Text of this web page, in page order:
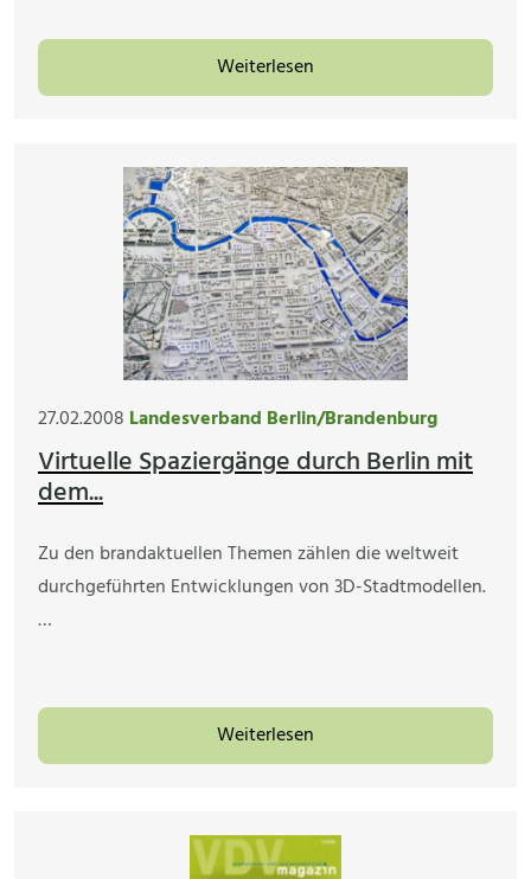
Weiterlesen
27.02.2008 Landesverband Berlin/Brandenburg
Virtuelle Spaziergänge durch Berlin mit
dem...
Zu den brandaktuellen Themen zählen die weltweit
durchgeführten Entwicklungen von 3D-Stadtmodellen.
…
Weiterlesen